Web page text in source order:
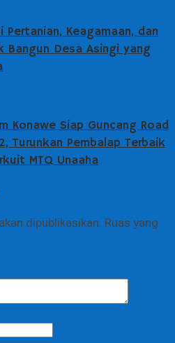
Pertanian, Keagamaan, dan
Bangun Desa Asingi yang
Konawe Siap Guncang Road
Turunkan Pembalap Terbaik
MTQ Unaaha
dipublikasikan. Ruas yang